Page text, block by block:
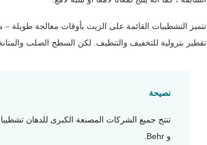
تتميز التشطيبات القائمة على الزيت بأوقات معالجة
تقطير بترولية للتخفيف والتنظيف. لكن السطح الصلب
نصيحة
و Behr.